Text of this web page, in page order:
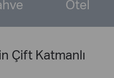
Otel
Çift Katmanlı